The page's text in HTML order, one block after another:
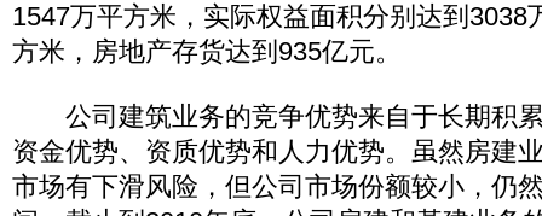
1547万平方米，实际权益面积分别达到3038
方米，房地产存货达到935亿元。
公司建筑业务的竞争优势来自于长期积
资金优势、资质优势和人力优势。虽然房建
市场有下滑风险，但公司市场份额较小，仍